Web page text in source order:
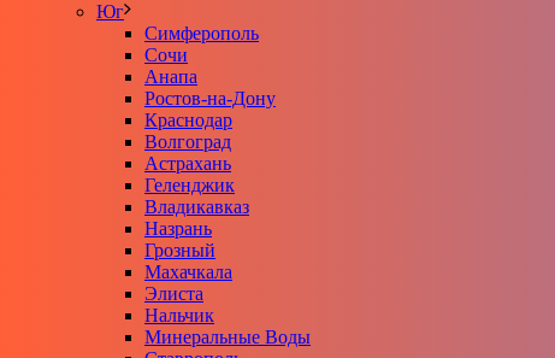
Юг
Симферополь
Сочи
Анапа
Ростов-на-Дону
Краснодар
Волгоград
Астрахань
Геленджик
Владикавказ
Назрань
Грозный
Махачкала
Элиста
Нальчик
Минеральные Воды